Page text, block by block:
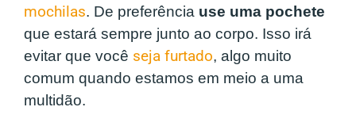
mochilas. De preferência use uma pochete
que estará sempre junto ao corpo. Isso irá
evitar que você seja furtado, algo muito
comum quando estamos em meio a uma
multidão.